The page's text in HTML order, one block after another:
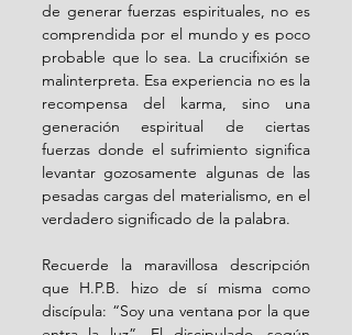
de generar fuerzas espirituales, no es
comprendida por el mundo y es poco
probable que lo sea. La crucifixión se
malinterpreta. Esa experiencia no es la
recompensa del karma, sino una
generación espiritual de ciertas
fuerzas donde el sufrimiento significa
levantar gozosamente algunas de las
pesadas cargas del materialismo, en el
verdadero significado de la palabra.
Recuerde la maravillosa descripción
que H.P.B. hizo de sí misma como
discípula: “Soy una ventana por la que